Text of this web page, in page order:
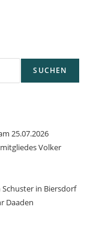
SUCHEN
25.07.2026
Volker
in Biersdorf
Daaden